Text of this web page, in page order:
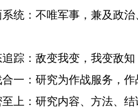
系统：不唯军事，兼及政
追踪：敌变我变，我变敌
合一：研究为作战服务，
至上：研究内容、方法、